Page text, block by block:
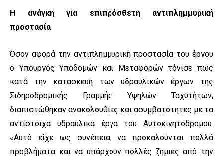
H ανάγκη για επιπρόσθετη αντιπλημμυρική
προστασία
Όσον αφορά την αντιπλημμυρική προστασία του έργου
ο Υπουργός Υποδομών και Μεταφορών τόνισε πως
κατά την κατασκευή των υδραυλικών έργων της
Σιδηροδρομικής Γραμμής Υψηλών Ταχυτήτων,
διαπιστώθηκαν ανακολουθίες και ασυμβατότητες με τα
αντίστοιχα υδραυλικά έργα του Αυτοκινητόδρομου.
«Αυτό είχε ως συνέπεια, να προκαλούνται πολλά
προβλήματα και να υπάρχουν πολλές ζημιές από την